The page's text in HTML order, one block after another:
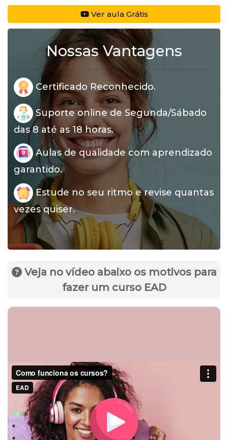
Ver aula Grátis
Nossas Vantagens
Certificado Reconhecido.
Suporte online de Segunda/Sábado
das 8 até as 18 horas.
Aulas de qualidade com aprendizado
garantido.
Estude no seu ritmo e revise quantas
vezes quiser.
Veja no vídeo abaixo os motivos para
fazer um curso EAD